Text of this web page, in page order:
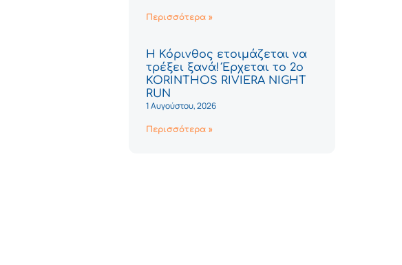
Περισσότερα »
Η Κόρινθος ετοιμάζεται να
τρέξει ξανά! Έρχεται το 2ο
KORINTHOS RIVIERA NIGHT
RUN
1 Αυγούστου, 2026
Περισσότερα »